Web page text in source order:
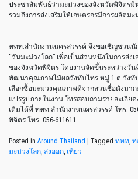
ประชาสัมพันธ์ว่ามะม่วงของจังหวัดพิจิตร
รวมถึงการส่งเสริมให้เกษตรกรมีการผลิต
ททท.สำนักงานนครสวรรค์ จึงขอเชิญชวนนั
“วันมะม่วงโลก” เพื่อเป็นส่วนหนึ่งในการส่ง
ของจังหวัดพิจิตร โดยงานจัดขึ้นระหว่างวั
พัฒนาคุณภาพไม้ผลวังทับไทร หมู่ 1 ต.วังทั
เลือกซื้อมะม่วงคุณภาพดีจากสวนชื่อดังมา
แปรรูปภายในงาน โทรสอบถามรายละเอีย
เติมได้ที่ ททท.สำนักงานนครสวรรค์ โทร.
พิจิตร โทร. 056-611611
Posted in Around Thailand Tagged ททท, ท่
มะม่วงโลก, ส่งออก, เที่ยว